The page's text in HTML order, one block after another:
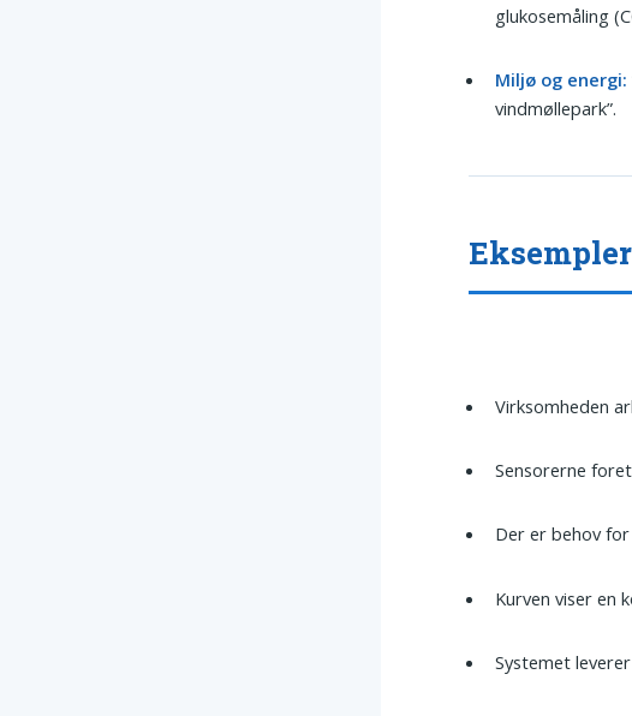
glukosemåling
Miljø og energi:
vindmøllepark”.
Virksomheden
Sensorerne
Der er behov
Kurven viser en
Systemet